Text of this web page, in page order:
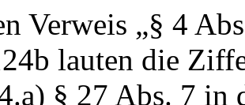
Verweis „§ 4
lauten die
§ 27 Abs. 7 in